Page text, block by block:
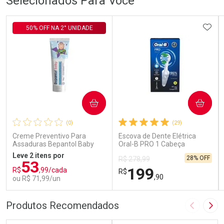
(0)
Creme Preventivo Para
Assaduras Bepantol Baby
Toy Story Personagens
Sortidos 120g
50% OFF NA 2° UNIDADE
Leve 2 itens por
R$53,99/cada
ou R$ 71,99/un
COMPRAR
FECHAR
FECHAR
Por Menos
(29)
Escova de Dente Elétrica
Oral-B PRO 1 Cabeça
Redonda Recarregável 1
Unidade
R$ 278,99
R$199,90
28% OFF
COMPRAR
Por Menos
Produtos Recomendados Imagem